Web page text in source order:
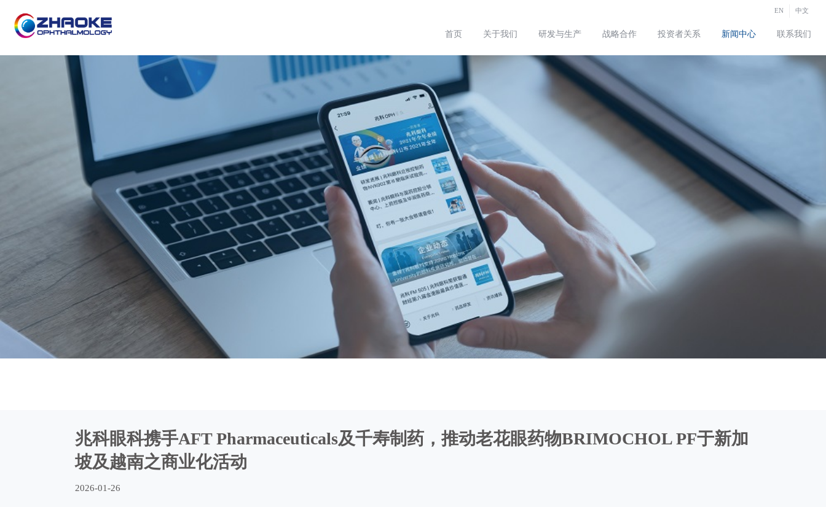
EN 中文
首页 关于我们 研发与生产 战略合作 投资者关系 新闻中心 联系我们
兆科眼科携手AFT Pharmaceuticals及千寿制药，推动老花眼药物BRIMOCHOL PF于新加
坡及越南之商业化活动
2026-01-26